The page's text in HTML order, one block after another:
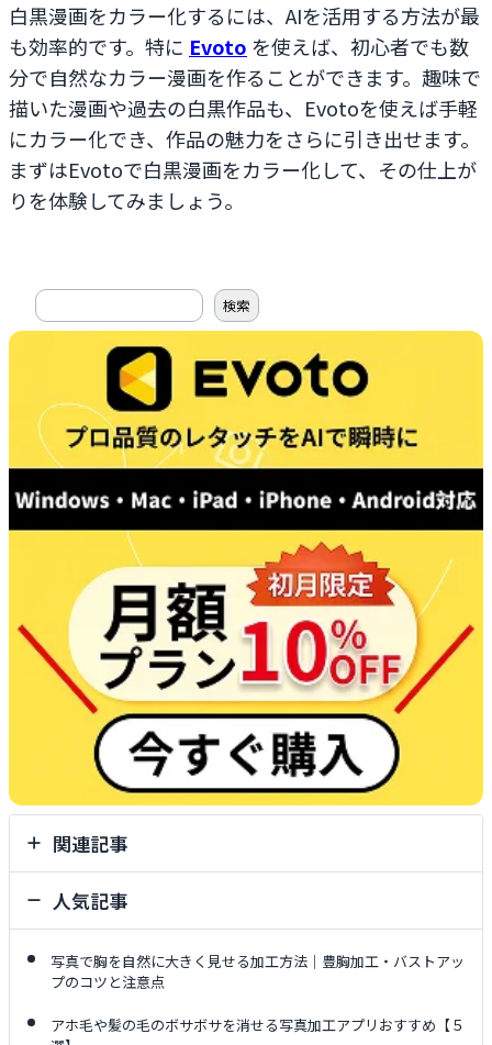
白黒漫画をカラー化するには、AIを活用する方法が最
も効率的です。特に Evoto を使えば、初心者でも数
分で自然なカラー漫画を作ることができます。趣味で
描いた漫画や過去の白黒作品も、Evotoを使えば手軽
にカラー化でき、作品の魅力をさらに引き出せます。
まずはEvotoで白黒漫画をカラー化して、その仕上が
りを体験してみましょう。
搜
索
検索
関連記事
人気記事
写真で胸を自然に大きく見せる加工方法｜豊胸加工・バストアッ
プのコツと注意点
アホ毛や髪の毛のボサボサを消せる写真加工アプリおすすめ【５